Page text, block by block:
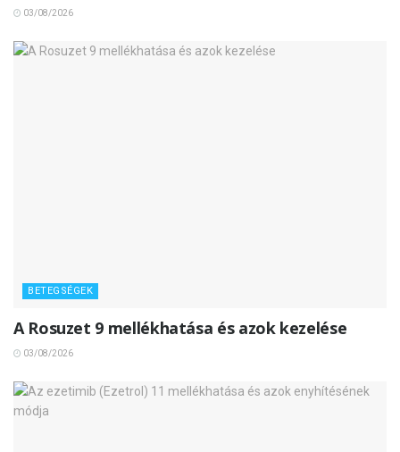
03/08/2026
BETEGSÉGEK
A Rosuzet 9 mellékhatása és azok kezelése
03/08/2026